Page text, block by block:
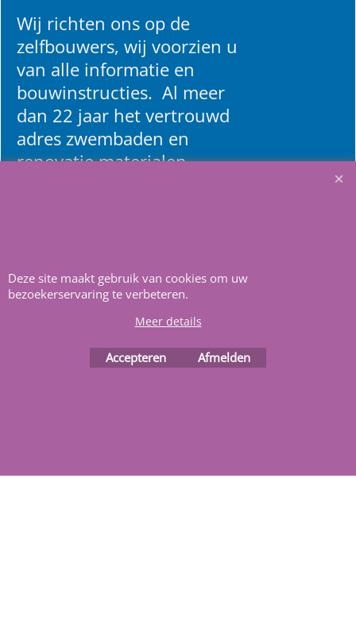
Wij richten ons op de
zelfbouwers, wij voorzien u
van alle informatie en
bouwinstructies. Al meer
dan 22 jaar het vertrouwd
adres zwembaden en
renovatie materialen.
ShopFactory webwinkel
software.
Deze site maakt gebruik van cookies om uw
bezoekerservaring te verbeteren.
Meer details
Accepteren Afmelden